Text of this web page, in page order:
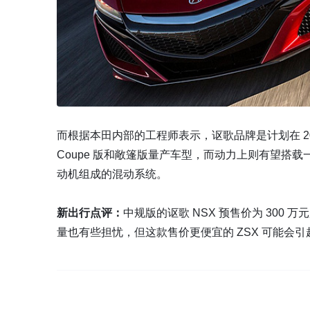
而根据本田内部的工程师表示，讴歌品牌是计划在
Coupe 版和敞篷版量产车型，而动力上则有望搭载
动机组成的混动系统。
新出行点评： 中规版的讴歌 NSX 预售价为 300 万
量也有些担忧，但这款售价更便宜的 ZSX 可能会